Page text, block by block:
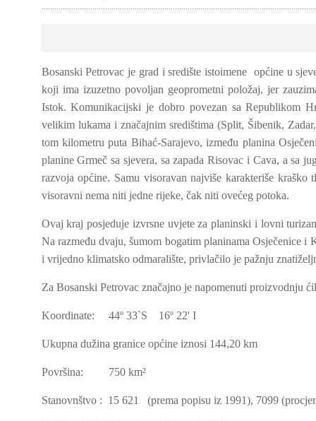
Bosanski Petrovac je grad i središte istoimene općine u
koji ima izuzetno povoljan geoprometni položaj, jer
Istok. Komunikacijski je dobro povezan sa Republikom
velikim lukama i značajnim središtima (Split, Šibenik,
tom kilometru puta Bihać-Sarajevo, između planina
planine Grmeč sa sjevera, sa zapada Risovac i Cava, a sa
razvoja općine. Samu visoravan najviše karakteriše
visoravni nema niti jedne rijeke, čak niti ovećeg potoka.
Ovaj kraj posjeduje izvrsne uvjete za planinski i lovni
Na razmeđu dvaju, šumom bogatim planinama Osječenice i
i vrijedno klimatsko odmaralište, privlačilo je pažnju
Za Bosanski Petrovac značajno je napomenuti proizvodnju
Koordinate: 44º 33`S 16º 22' I
Ukupna dužina granice općine iznosi 144,20 km
Površina: 750 km²
Stanovnštvo : 15 621 (prema popisu iz 1991), 7099